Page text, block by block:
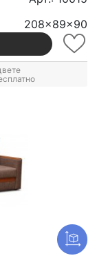
208x89x90